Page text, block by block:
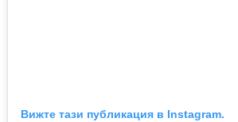
Вижте тази публикация в Instagram.